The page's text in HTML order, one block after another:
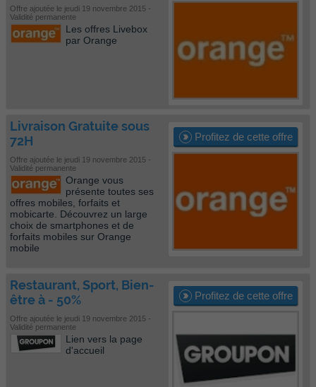
Offre ajoutée le jeudi 19 novembre 2015 -
Validité permanente
Les offres Livebox
par Orange
Profitez de cette offre
Livraison Gratuite sous
72H
Offre ajoutée le jeudi 19 novembre 2015 -
Validité permanente
Orange vous
présente toutes ses
offres mobiles, forfaits et
mobicarte. Découvrez un large
choix de smartphones et de
forfaits mobiles sur Orange
mobile
Profitez de cette offre
Restaurant, Sport, Bien-
être à - 50%
Offre ajoutée le jeudi 19 novembre 2015 -
Validité permanente
Lien vers la page
d'accueil